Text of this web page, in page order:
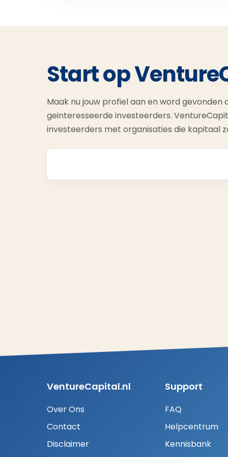
Start op
Maak nu jouw profiel aan en word gevonden
geinteresseerde investeerders.
investeerders met organisaties die kapitaal
VentureCapital.nl
Over Ons
Contact
Disclaimer
Support
FAQ
Helpcentrum
Kennisbank